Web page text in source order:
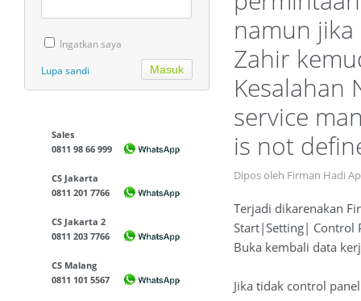
Ingatkan saya
Lupa sandi
Sales
0811 98 66 999
CS Jakarta
0811 201 7766
CS Jakarta 2
0811 203 7766
CS Malang
0811 101 5567
namun
Zahir
Kesalahan
service
is not
Dipos oleh Firman Hadi
Terjadi dikarenakan
Start|Setting| Control
Buka kembali data
Jika tidak control